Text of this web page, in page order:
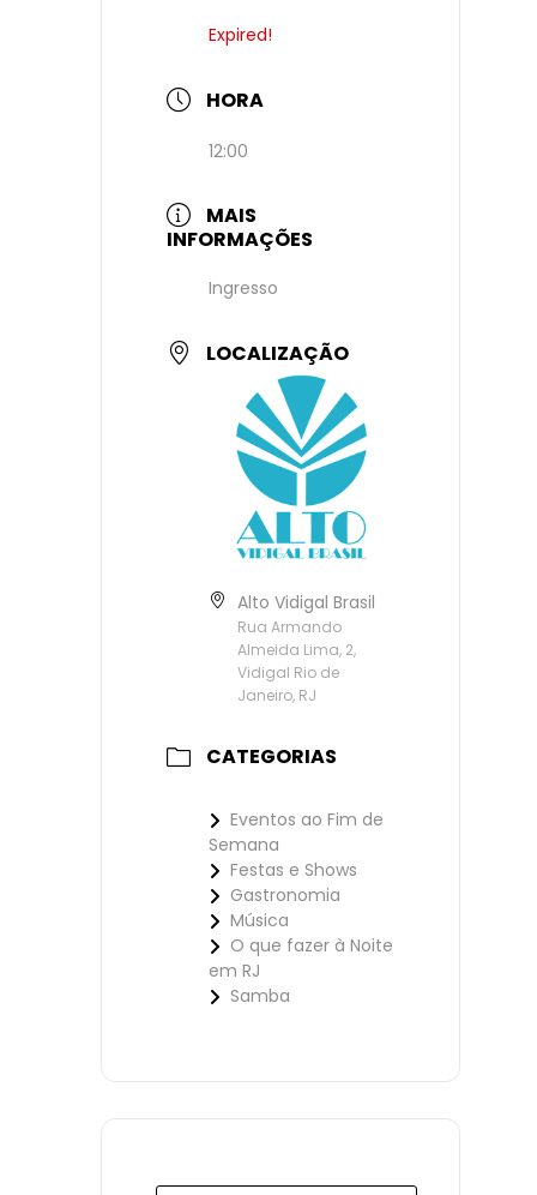
Expired!
HORA
12:00
MAIS
INFORMAÇÕES
Ingresso
LOCALIZAÇÃO
Alto Vidigal Brasil
Rua Armando
Almeida Lima, 2,
Vidigal Rio de
Janeiro, RJ
CATEGORIAS
Eventos ao Fim de
Semana
Festas e Shows
Gastronomia
Música
O que fazer à Noite
em RJ
Samba